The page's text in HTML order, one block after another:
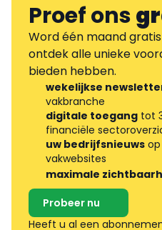
Proef ons
Word één maand gratis
ontdek alle unieke
bieden hebben.
wekelijkse
vakbranche
digitale toegang tot
financiële
uw bedrijfsnieuws
vakwebsites
maximale
Probeer nu
Heeft u al een